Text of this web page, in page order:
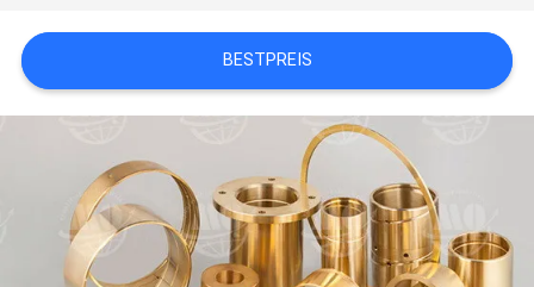
SIE EIN
ZITAT
PRIVACY
POLICY
BESTPREIS